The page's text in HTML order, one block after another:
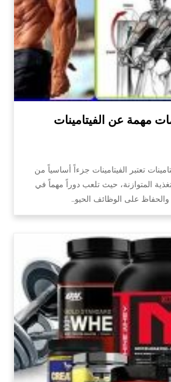
مهمة عن الفيتامينات
تعتبر الفيتامينات جزءاً أساسياً من
المتوازنة، حيث تلعب دوراً مهماً في
على الوظائف الحيو…